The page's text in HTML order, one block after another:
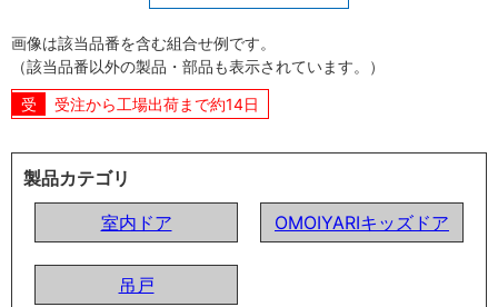
画像は該当品番を含む組合せ例です。
（該当品番以外の製品・部品も表示されています。）
受注から工場出荷まで約14日
製品カテゴリ
室内ドア
OMOIYARIキッズドア
吊戸